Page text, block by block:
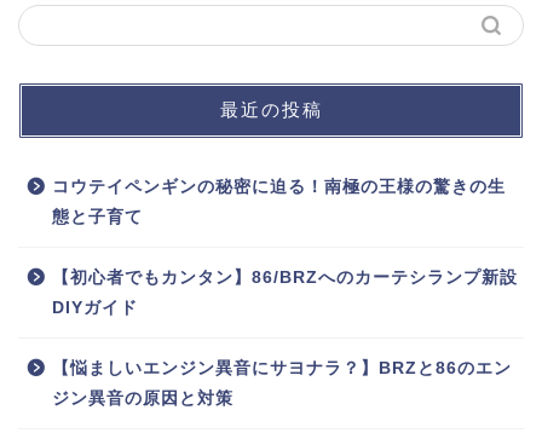
最近の投稿
コウテイペンギンの秘密に迫る！南極の王様の驚きの生
態と子育て
【初心者でもカンタン】86/BRZへのカーテシランプ新設
DIYガイド
【悩ましいエンジン異音にサヨナラ？】BRZと86のエン
ジン異音の原因と対策